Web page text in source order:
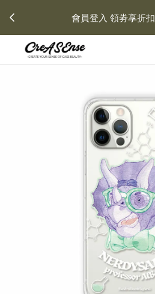
會員登入 領劵享折扣